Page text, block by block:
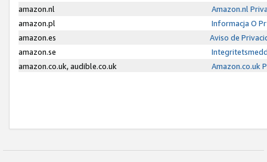
amazon.nl
Amazon.nl
amazon.pl
Informacja O
amazon.es
Aviso de
amazon.se
amazon.co.uk, audible.co.uk
Amazon.co.uk